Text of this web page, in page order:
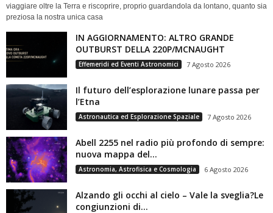
viaggiare oltre la Terra e riscoprire, proprio guardandola da lontano, quanto sia
preziosa la nostra unica casa
IN AGGIORNAMENTO: ALTRO GRANDE
OUTBURST DELLA 220P/MCNAUGHT
Effemeridi ed Eventi Astronomici 7 Agosto 2026
Il futuro dell’esplorazione lunare passa per
l’Etna
Astronautica ed Esplorazione Spaziale 7 Agosto 2026
Abell 2255 nel radio più profondo di sempre:
nuova mappa del...
Astronomia, Astrofisica e Cosmologia 6 Agosto 2026
Alzando gli occhi al cielo – Vale la sveglia?Le
congiunzioni di...